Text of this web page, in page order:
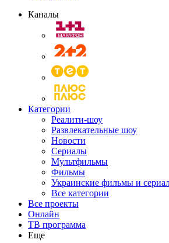
Каналы
Категории
Реалити-шоу
Развлекательные шоу
Новости
Сериалы
Мультфильмы
Фильмы
Украинские фильмы и
Все категории
Все проекты
Онлайн
ТВ программа
Еще